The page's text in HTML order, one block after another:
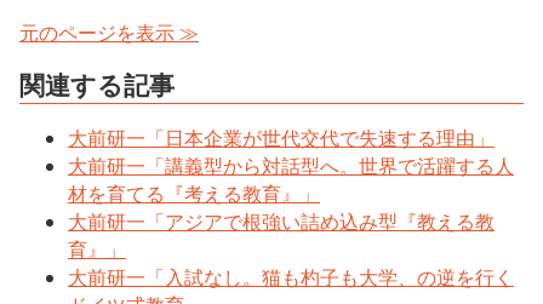
元のページを表示 ≫
関連する記事
大前研一「日本企業が世代交代で失速する理由」
大前研一「講義型から対話型へ。世界で活躍する人
材を育てる『考える教育』」
大前研一「アジアで根強い詰め込み型『教える教
育』」
大前研一「入試なし。猫も杓子も大学、の逆を行く